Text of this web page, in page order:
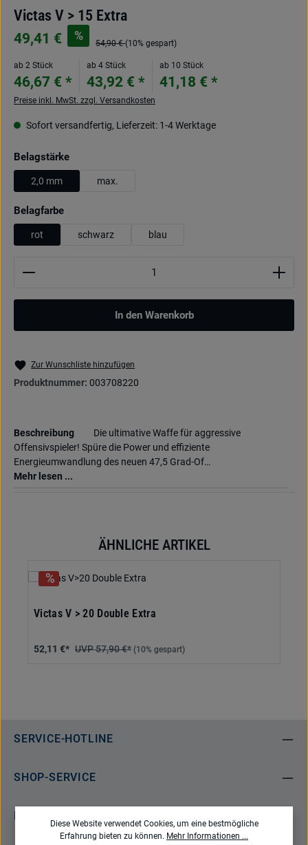
Victas V > 15 Extra
49,41 € %
54,90 €(10% gespart)
ab 2 Stück
46,67 € *
ab 4 Stück
43,92 € *
ab 10 Stück
41,18 € *
Preise inkl. MwSt. zzgl. Versandkosten
Sofort versandfertig, Lieferzeit: 1-4 Werktage
Belagstärkeauswählen
2,0 mm max.
Belagfarbeauswählen
rot schwarz blau
Produkt Anzahl: Gib den gewünschten Wert ein
In den Warenkorb
Zur Wunschliste hinzufügen
Produktnummer: 003708220
Beschreibung
Die ultimative Waffe für aggressive
Offensivspieler! Spüre die Power und effiziente
Energieumwandlung des neuen 47,5 Grad-Of…
Mehr lesen ...
Produktgalerie überspringenÄHNLICHE ARTIKEL
Victas V > 20 Double Extra
52,11 €* 57,90 €* (10% gespart)
SERVICE-HOTLINE
SHOP-SERVICE
Diese Website verwendet Cookies, um eine bestmögliche
Erfahrung bieten zu können. Mehr Informationen ...